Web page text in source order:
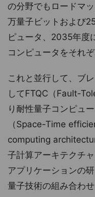
の分野でもロードマ
万量子ビットおよび
ピュータ、2035年度
コンピュータをそれ
これと並行して、ブ
してFTQC（Fault-
り耐性量子コンピュ
（Space-Time
computing
子計算アーキテクチ
アプリケーションの
量子技術の組み合わせ